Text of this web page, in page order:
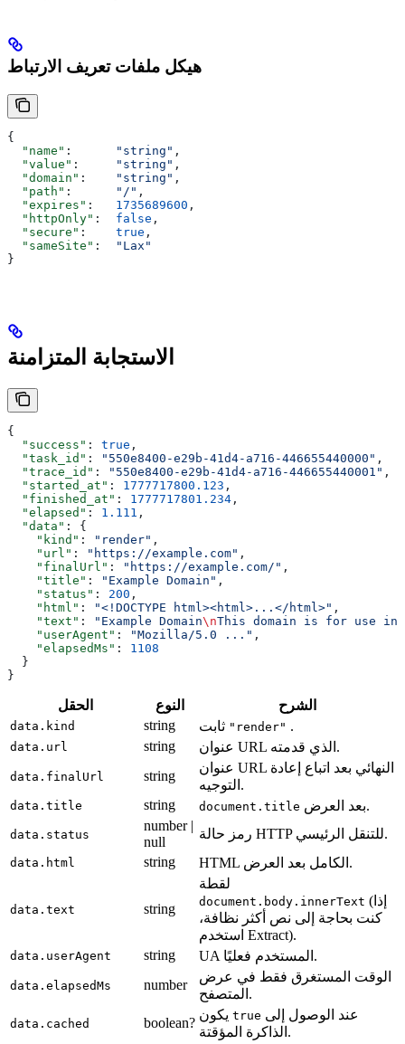
هيكل ملفات تعريف الارتباط
{
  "name"
: "string" ,
  "value"
: "string" ,
  "domain"
: "string" ,
  "path"
: "/" ,
  "expires"
: 1735689600 ,
  "httpOnly"
: false ,
  "secure"
: true ,
  "sameSite"
:
"Lax"
}
الاستجابة المتزامنة
{
  "success"
: true ,
  "task_id"
: "550e8400-e29b-41d4-a716-446655440000" ,
  "trace_id"
: "550e8400-e29b-41d4-a716-446655440001" ,
  "started_at"
: 1777717800.123 ,
  "finished_at"
: 1777717801.234 ,
  "elapsed"
: 1.111 ,
  "data"
: {
    "kind"
: "render" ,
    "url"
: "https://example.com" ,
    "finalUrl"
: "https://example.com/" ,
    "title"
: "Example Domain" ,
    "status"
: 200 ,
    "html"
: "<!DOCTYPE html><html>...</html>" ,
    "text"
: "Example Domain\nThis domain is for use
    "userAgent"
: "Mozilla/5.0 ..." ,
    "elapsedMs"
: 1108
  }
}
الحقل النوع الشرح
data.kind string "render" .
data.url string عنوان URL الذي قدمته.
data.finalUrl string
عنوان URL النهائي بعد اتباع إعادة
التوجيه.
data.title string document.title بعد العرض.
data.status
number |
null
رمز حالة HTTP للتنقل الرئيسي.
data.html string HTML الكامل بعد العرض.
data.text string
لقطة
document.body.innerText (إذا
كنت بحاجة إلى نص أكثر نظافة،
استخدم Extract).
data.userAgent string UA المستخدم فعليًا.
data.elapsedMs number
الوقت المستغرق فقط في عرض
المتصفح.
data.cached boolean? true
الذاكرة المؤقتة.